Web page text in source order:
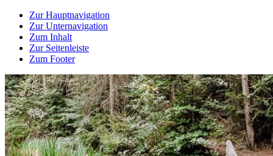
Zur Hauptnavigation
Zur Unternavigation
Zum Inhalt
Zur Seitenleiste
Zum Footer